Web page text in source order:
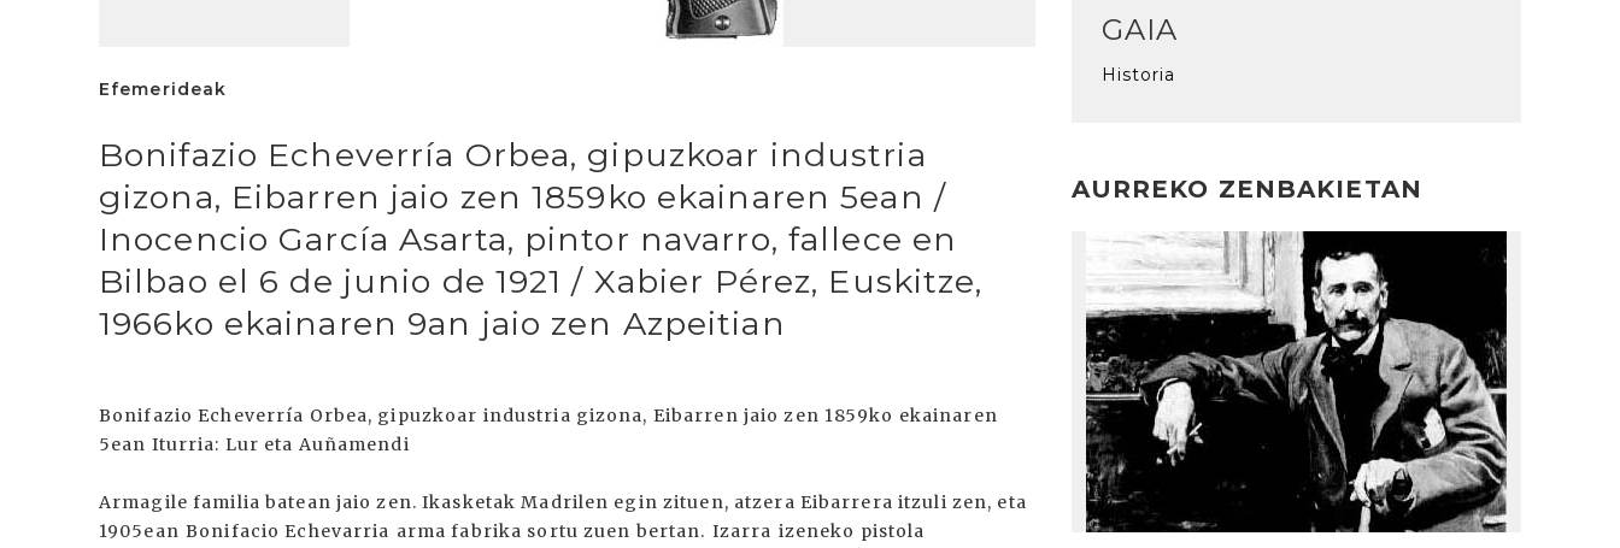
Efemerideak
Bonifazio Echeverría Orbea, gipuzkoar industria
gizona, Eibarren jaio zen 1859ko ekainaren 5ean /
Inocencio García Asarta, pintor navarro, fallece en
Bilbao el 6 de junio de 1921 / Xabier Pérez, Euskitze,
1966ko ekainaren 9an jaio zen Azpeitian
Bonifazio Echeverría Orbea, gipuzkoar industria gizona, Eibarren jaio zen 1859ko ekainaren
5ean Iturria: Lur eta Auñamendi
Armagile familia batean jaio zen. Ikasketak Madrilen egin zituen, atzera Eibarrera itzuli zen, eta
1905ean Bonifacio Echevarria arma fabrika sortu zuen bertan. Izarra izeneko pistola
GAIA
Historia
AURREKO ZENBAKIETAN
Irakurri